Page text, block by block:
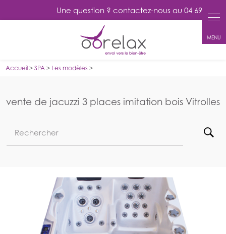
Accueil >SPA > Les modèles>
vente de jacuzzi 3 places imitation bois Vitrolles
Rechercher